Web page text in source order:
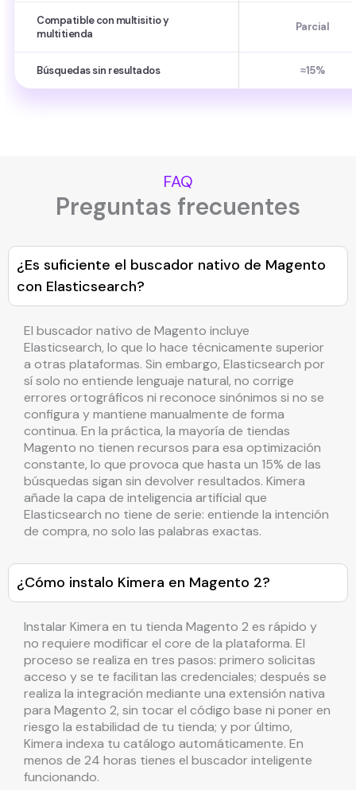
Compatible con multisitio y
multitienda
Parcial
Búsquedas sin resultados ≈15%
FAQ
Preguntas frecuentes
¿Es suficiente el buscador nativo de Magento
con Elasticsearch?
El buscador nativo de Magento incluye
Elasticsearch, lo que lo hace técnicamente superior
a otras plataformas. Sin embargo, Elasticsearch por
sí solo no entiende lenguaje natural, no corrige
errores ortográficos ni reconoce sinónimos si no se
configura y mantiene manualmente de forma
continua. En la práctica, la mayoría de tiendas
Magento no tienen recursos para esa optimización
constante, lo que provoca que hasta un 15% de las
búsquedas sigan sin devolver resultados. Kimera
añade la capa de inteligencia artificial que
Elasticsearch no tiene de serie: entiende la intención
de compra, no solo las palabras exactas.
¿Cómo instalo Kimera en Magento 2?
Instalar Kimera en tu tienda Magento 2 es rápido y
no requiere modificar el core de la plataforma. El
proceso se realiza en tres pasos: primero solicitas
acceso y se te facilitan las credenciales; después se
realiza la integración mediante una extensión nativa
para Magento 2, sin tocar el código base ni poner en
riesgo la estabilidad de tu tienda; y por último,
Kimera indexa tu catálogo automáticamente. En
menos de 24 horas tienes el buscador inteligente
funcionando.